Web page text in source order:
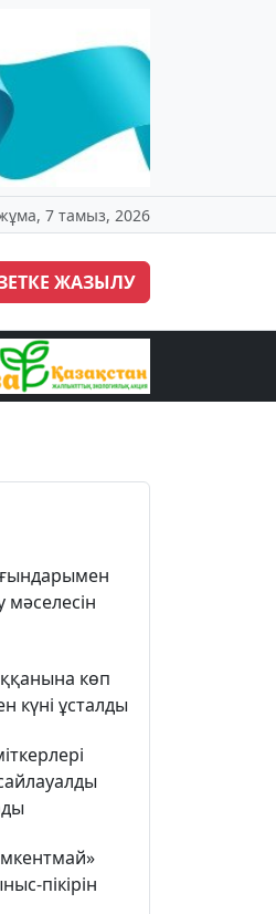
7 тамыз, 2026
ЖАЗЫЛУ
көп
күні ұсталды
пікірін